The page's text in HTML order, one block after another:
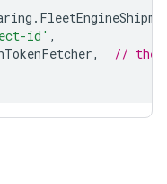
.
id' ,
,
// the